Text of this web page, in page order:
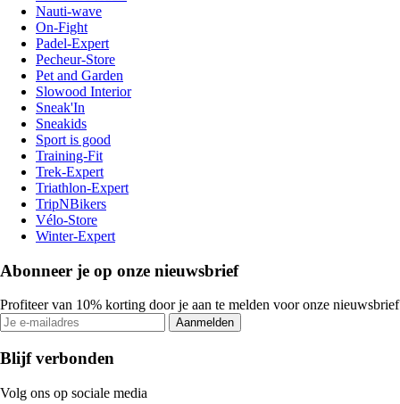
Nauti-wave
On-Fight
Padel-Expert
Pecheur-Store
Pet and Garden
Slowood Interior
Sneak'In
Sneakids
Sport is good
Training-Fit
Trek-Expert
Triathlon-Expert
TripNBikers
Vélo-Store
Winter-Expert
Abonneer je op onze nieuwsbrief
Profiteer van 10% korting door je aan te melden voor onze nieuwsbrief
Aanmelden
Blijf verbonden
Volg ons op sociale media